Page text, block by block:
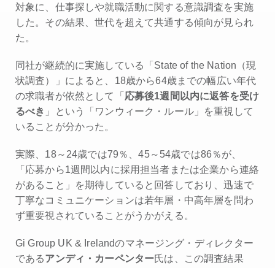
対象に、仕事探しや就職活動に関する意識調査を実施
した。その結果、世代を超えて共通する傾向が見られ
た。
同社が継続的に実施している「State of the Nation（現
状調査）」によると、18歳から64歳までの幅広い年代
の求職者が依然として「 応募後1週間以内に返答を受け
るべき 」という「ワンウィーク・ルール」を重視して
いることが分かった。
実際、18～24歳では79％、45～54歳では86％が、
「応募から1週間以内に採用担当者または企業から連絡
があること」を期待していると回答しており、迅速で
丁寧なコミュニケーションは若年層・中高年層を問わ
ず重要視されていることがうかがえる。
Gi Group UK & Irelandのマネージング・ディレクター
であるアンディ・カーペンター氏は、この調査結果